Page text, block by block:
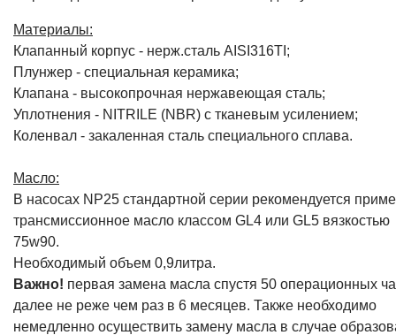
Материалы:
Клапанный корпус - нерж.сталь AISI316TI;
Плунжер - специальная керамика;
Клапана - высокопрочная нержавеющая сталь;
Уплотнения - NITRILE (NBR) с тканевым усилением;
Коленвал - закаленная сталь специального сплава.
Масло:
В насосах NP25 стандартной серии рекомендуется
трансмиссионное масло классом GL4 или GL5 вязкостью
75w90.
Необходимый объем 0,9литра.
Важно! первая замена масла спустя 50 операционных
далее не реже чем раз в 6 месяцев. Также необходимо
немедленно осуществить замену масла в случае